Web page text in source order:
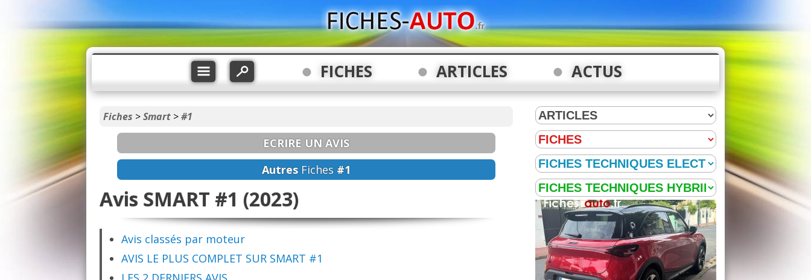
FICHES ARTICLES ACTUS
Fiches >Smart >#1
ECRIRE UN AVIS
Autres Fiches #1
Avis SMART #1 (2023)
Avis classés par moteur
AVIS LE PLUS COMPLET SUR SMART #1